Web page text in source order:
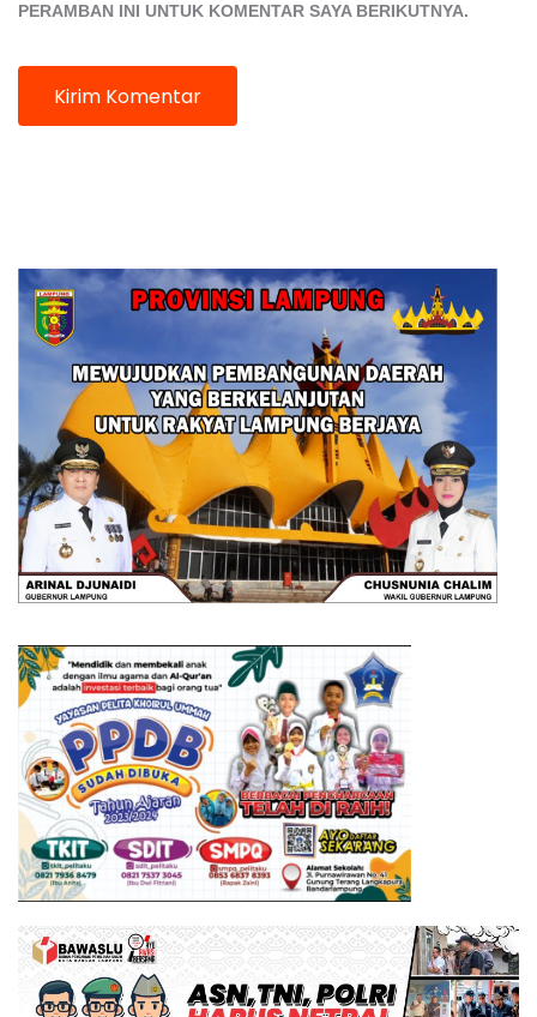
PERAMBAN INI UNTUK KOMENTAR SAYA BERIKUTNYA.